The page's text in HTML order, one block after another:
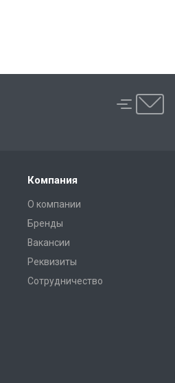
Компания
О компании
Бренды
Вакансии
Реквизиты
Сотрудничество